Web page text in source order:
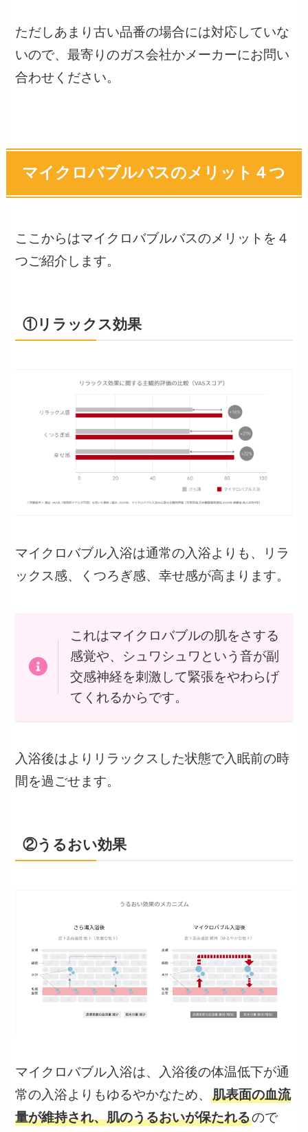
ただしあまり古い品番の場合には対応していな
いので、最寄りのガス会社かメーカーにお問い
合わせください。
マイクロバブルバスのメリット４つ
ここからはマイクロバブルバスのメリットを４
つご紹介します。
①リラックス効果
マイクロバブル入浴は通常の入浴よりも、リラ
ックス感、くつろぎ感、幸せ感が高まります。
これはマイクロバブルの肌をさする
感覚や、シュワシュワという音が副
交感神経を刺激して緊張をやわらげ
てくれるからです。
入浴後はよりリラックスした状態で入眠前の時
間を過ごせます。
②うるおい効果
マイクロバブル入浴は、入浴後の体温低下が通
常の入浴よりもゆるやかなため、肌表面の血流
量が維持され、肌のうるおいが保たれるので